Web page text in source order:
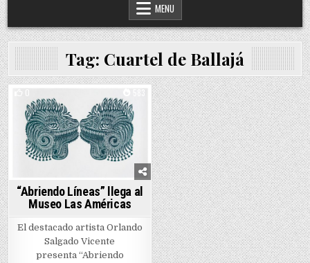
MENU
Tag: Cuartel de Ballajá
Posted in
“Abriendo Líneas” llega al
Museo Las Américas
El destacado artista Orlando
Salgado Vicente
presenta “Abriendo